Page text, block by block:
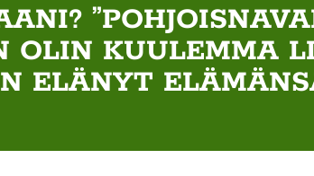
OLIN KUULEMMA
ELÄNYT